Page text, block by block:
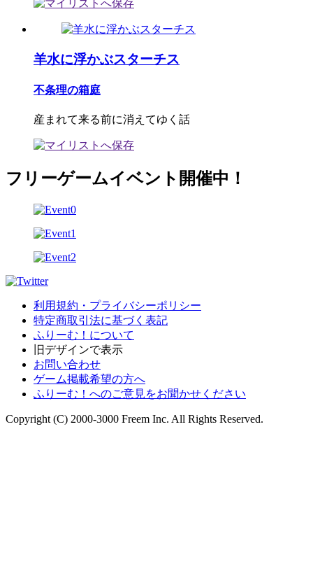
羊水に浮かぶスターチス
不条理の箱庭
産まれて来る前に消えてゆく話
フリーゲームイベント開催中！
利用規約・プライバシーポリシー
特定商取引法に基づく表記
ふりーむ！について
旧デザインで表示
お問い合わせ
ゲーム掲載希望の方へ
ふりーむ！へのご意見をお聞かせください
Copyright (C) 2000-3000 Freem Inc. All Rights Reserved.